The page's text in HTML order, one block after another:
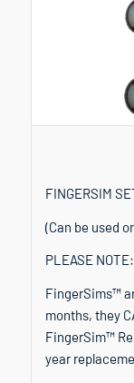
FINGERSIM
(Can be used
PLEASE NOTE:
FingerSims™
months, they
FingerSim™
year